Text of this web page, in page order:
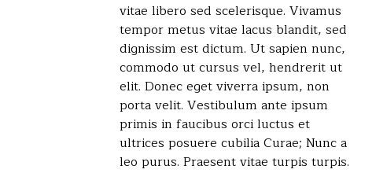
vitae libero sed scelerisque. Vivamus
tempor metus vitae lacus blandit, sed
dignissim est dictum. Ut sapien nunc,
commodo ut cursus vel, hendrerit ut
elit. Donec eget viverra ipsum, non
porta velit. Vestibulum ante ipsum
primis in faucibus orci luctus et
ultrices posuere cubilia Curae; Nunc a
leo purus. Praesent vitae turpis turpis.